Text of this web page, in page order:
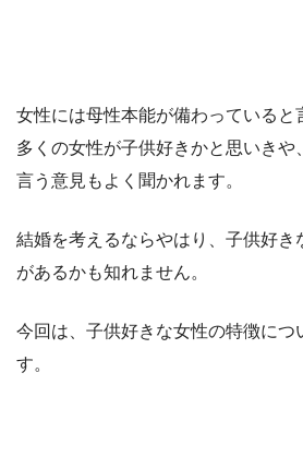
女性には母性本能が備わっていると
多くの女性が子供好きかと思いきや
言う意見もよく聞かれます。
結婚を考えるならやはり、子供好き
があるかも知れません。
今回は、子供好きな女性の特徴につ
す。